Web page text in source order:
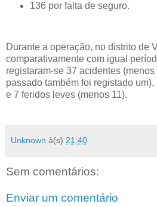
136 por falta de seguro.
Durante a operação, no distrito de
comparativamente com igual
registaram-se 37 acidentes (menos
passado também foi registado
e 7 feridos leves (menos 11).
Unknown à(s) 21:40
Sem comentários:
Enviar um comentário